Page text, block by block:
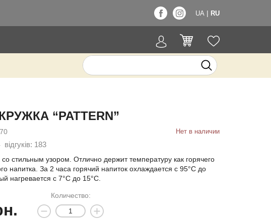
UA | RU
“PATTERN”
Нет в наличии
відгуків: 183
стильным узором. Отлично держит температуру как горячего
напитка. За 2 часа горячий напиток охлаждается с 95°С до
нагревается с 7°С до 15°С.
Количество: